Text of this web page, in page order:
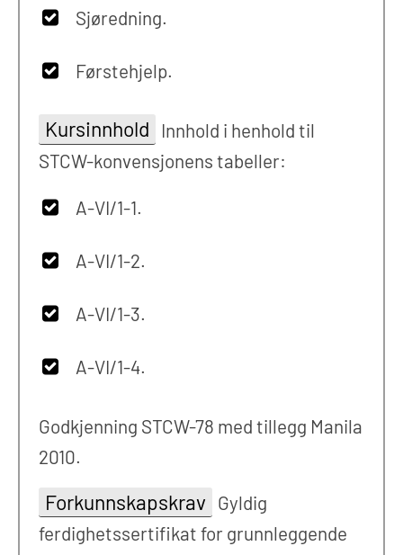
Sjøredning.
Førstehjelp.
Kursinnhold
Innhold i henhold til
STCW-konvensjonens tabeller:
A-VI/1-1.
A-VI/1-2.
A-VI/1-3.
A-VI/1-4.
Godkjenning STCW-78 med tillegg Manila
2010.
Forkunnskapskrav Gyldig
ferdighetssertifikat for grunnleggende